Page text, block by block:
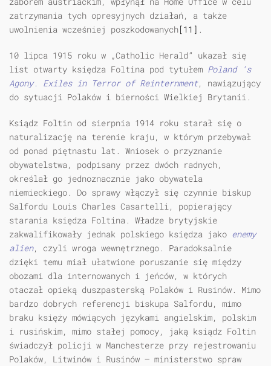
zatrzymania tych opresyjnych działań, a także
uwolnienia wcześniej poszkodowanych[11] .
10 lipca 1915 roku w „Catholic Herald” ukazał się
list otwarty księdza Foltina pod tytułem Poland ‘s
Agony. Exiles in Terror of Reinternment, nawiązujący
do sytuacji Polaków i bierności Wielkiej Brytanii.
Ksiądz Foltin od sierpnia 1914 roku starał się o
naturalizację na terenie kraju, w którym przebywał
od ponad piętnastu lat. Wniosek o przyznanie
obywatelstwa, podpisany przez dwóch radnych,
określał go jednoznacznie jako obywatela
niemieckiego. Do sprawy włączył się czynnie biskup
Salfordu Louis Charles Casartelli, popierający
starania księdza Foltina. Władze brytyjskie
zakwalifikowały jednak polskiego księdza jako enemy
alien, czyli wroga wewnętrznego. Paradoksalnie
dzięki temu miał ułatwione poruszanie się między
obozami dla internowanych i jeńców, w których
otaczał opieką duszpasterską Polaków i Rusinów. Mimo
bardzo dobrych referencji biskupa Salfordu, mimo
braku księży mówiących językami angielskim, polskim
i rusińskim, mimo stałej pomocy, jaką ksiądz Foltin
świadczył policji w Manchesterze przy rejestrowaniu
Polaków, Litwinów i Rusinów — ministerstwo spraw